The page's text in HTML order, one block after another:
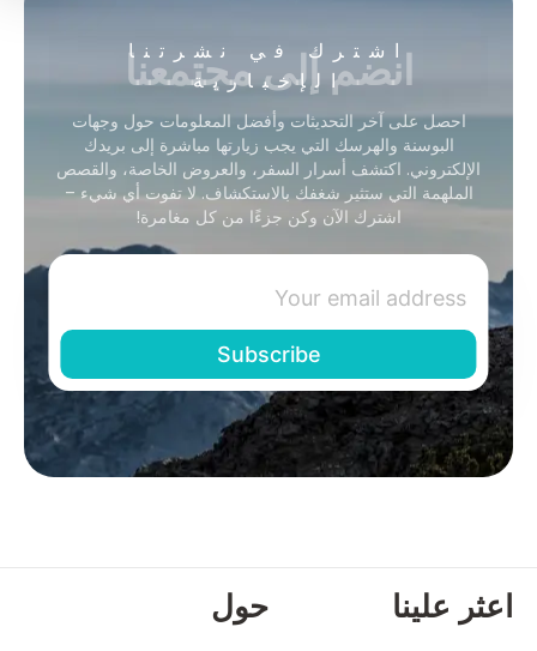
اشترك في نشرتنا
الإخبارية
انضم إلى مجتمعنا
احصل على آخر التحديثات وأفضل المعلومات حول وجهات
البوسنة والهرسك التي يجب زيارتها مباشرة إلى بريدك
الإلكتروني. اكتشف أسرار السفر، والعروض الخاصة، والقصص
الملهمة التي ستثير شغفك بالاستكشاف. لا تفوت أي شيء –
اشترك الآن وكن جزءًا من كل مغامرة!
اعثر علينا حول